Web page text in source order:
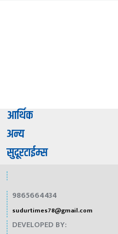
आर्थिक
अन्य
सुदूरटाईम्स
9865664434
sudurtimes78@gmail.com
DEVELOPED BY: